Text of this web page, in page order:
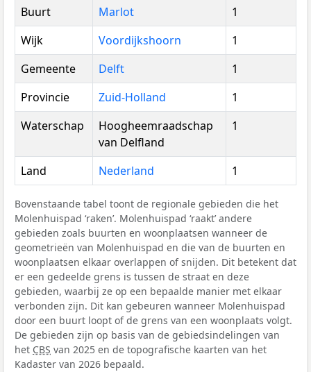
Buurt
Marlot
1
Wijk
Voordijkshoorn
1
Gemeente
Delft
1
Provincie
Zuid-Holland
1
Waterschap
Hoogheemraadschap
van Delfland
1
Land Nederland 1
Bovenstaande tabel toont de regionale gebieden die het
Molenhuispad ‘raken’. Molenhuispad ‘raakt’ andere
gebieden zoals buurten en woonplaatsen wanneer de
geometrieën van Molenhuispad en die van de buurten en
woonplaatsen elkaar overlappen of snijden. Dit betekent dat
er een gedeelde grens is tussen de straat en deze
gebieden, waarbij ze op een bepaalde manier met elkaar
verbonden zijn. Dit kan gebeuren wanneer Molenhuispad
door een buurt loopt of de grens van een woonplaats volgt.
De gebieden zijn op basis van de gebiedsindelingen van
het CBS van 2025 en de topografische kaarten van het
Kadaster van 2026 bepaald.